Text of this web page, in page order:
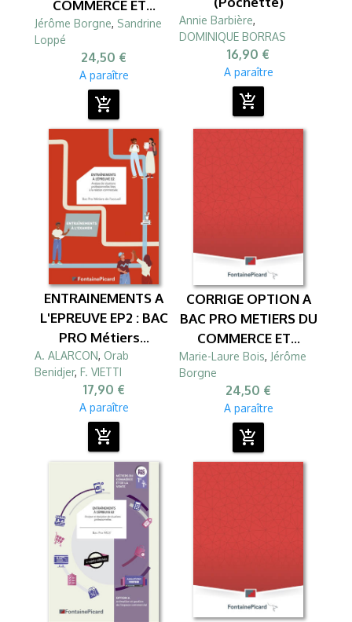
COMMERCE ET...
Jérôme Borgne, Sandrine
Loppé
24,50 €
A paraître
add_shopping_cart
Annie Barbière,
DOMINIQUE BORRAS
16,90 €
A paraître
add_shopping_cart
ENTRAINEMENTS A
L'EPREUVE EP2 : BAC
PRO Métiers...
A. ALARCON, Orab
Benidjer, F. VIETTI
17,90 €
A paraître
add_shopping_cart
CORRIGE OPTION A
BAC PRO METIERS DU
COMMERCE ET...
Marie-Laure Bois, Jérôme
Borgne
24,50 €
A paraître
add_shopping_cart